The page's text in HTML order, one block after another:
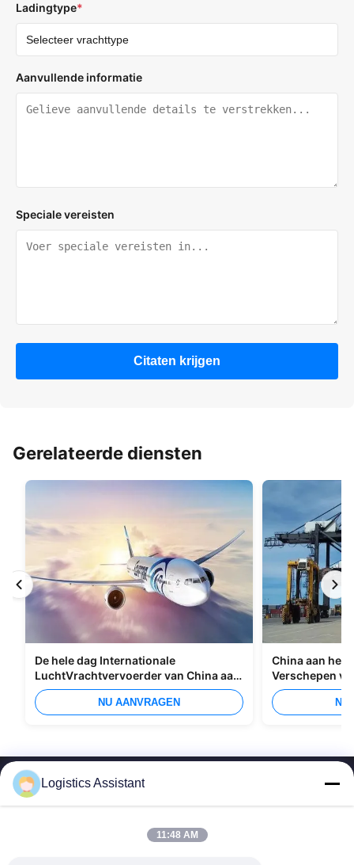
Ladingtype*
Aanvullende informatie
Speciale vereisten
Citaten krijgen
Gerelateerde diensten
De hele dag Internationale
LuchtVrachtvervoerder van China aan
Manilla
NU AANVRAGEN
China aan het
Verschepen
Overzees
NU
Logistics Assistant
11:48 AM